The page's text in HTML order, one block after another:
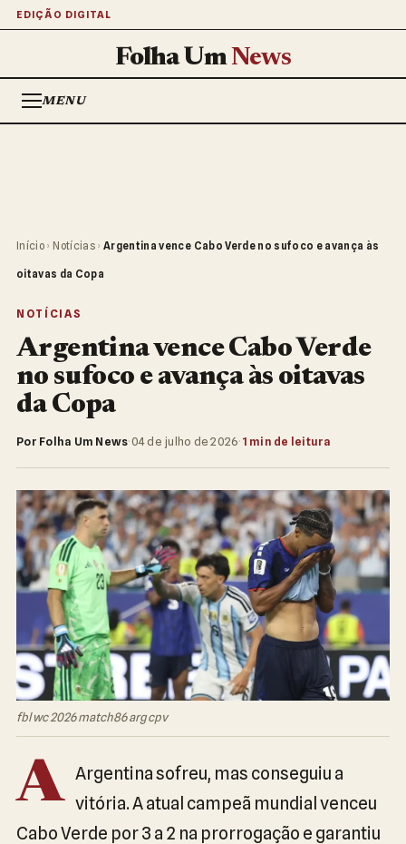
EDIÇÃO DIGITAL
Folha UmNews
MENU
Início › Notícias › Argentina vence Cabo Verde no sufoco e avança às
oitavas da Copa
NOTÍCIAS
Argentina vence Cabo Verde
no sufoco e avança às oitavas
da Copa
Por Folha Um News·04 de julho de 2026· 1 min de leitura
fbl wc 2026 match86 arg cpv
A Argentina sofreu, mas conseguiu a
vitória. A atual campeã mundial venceu
Cabo Verde por 3 a 2 na prorrogação e garantiu